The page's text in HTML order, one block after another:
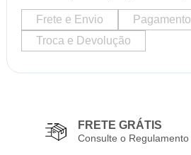
Frete e Envio
Pagamento
Troca e Devolução
FRETE GRÁTIS
Consulte o Regulamento